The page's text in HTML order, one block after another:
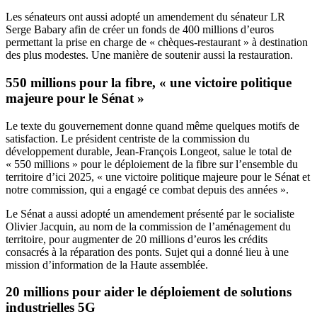
Les sénateurs ont aussi adopté un amendement du sénateur LR
Serge Babary afin de créer un fonds de 400 millions d’euros
permettant la prise en charge de « chèques-restaurant » à destination
des plus modestes. Une manière de soutenir aussi la restauration.
550 millions pour la fibre, « une victoire politique
majeure pour le Sénat »
Le texte du gouvernement donne quand même quelques motifs de
satisfaction. Le président centriste de la commission du
développement durable, Jean-François Longeot, salue le total de
« 550 millions » pour le déploiement de la fibre sur l’ensemble du
territoire d’ici 2025, « une victoire politique majeure pour le Sénat et
notre commission, qui a engagé ce combat depuis des années ».
Le Sénat a aussi adopté un amendement présenté par le socialiste
Olivier Jacquin, au nom de la commission de l’aménagement du
territoire, pour augmenter de 20 millions d’euros les crédits
consacrés à la réparation des ponts. Sujet qui a donné lieu à une
mission d’information de la Haute assemblée.
20 millions pour aider le déploiement de solutions
industrielles 5G